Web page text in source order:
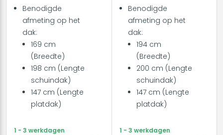
Benodigde
afmeting op het
dak:
169 cm
(Breedte)
198 cm (Lengte
schuindak)
147 cm (Lengte
platdak)
1 - 3 werkdagen
Benodigde
afmeting op het
dak:
194 cm
(Breedte)
200 cm (Lengte
schuindak)
147 cm (Lengte
platdak)
1 - 3 werkdagen